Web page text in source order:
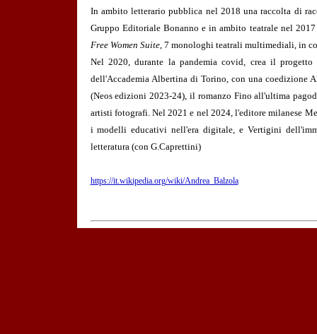
In ambito letterario pubblica nel 2018 una raccolta di
Gruppo Editoriale Bonanno e in ambito teatrale nel
Free Women Suite, 7 monologhi teatrali multimediali, in
Nel 2020, durante la pandemia covid, crea il
dell'Accademia Albertina di Torino, con una coedizione
(Neos edizioni 2023-24), il romanzo Fino all'ultima
artisti fotografi. Nel 2021 e nel 2024, l'editore milanese
i modelli educativi nell'era digitale, e Vertigini
letteratura (con G.Caprettini)
https://it.wikipedia.org/wiki/Andrea_Balzola